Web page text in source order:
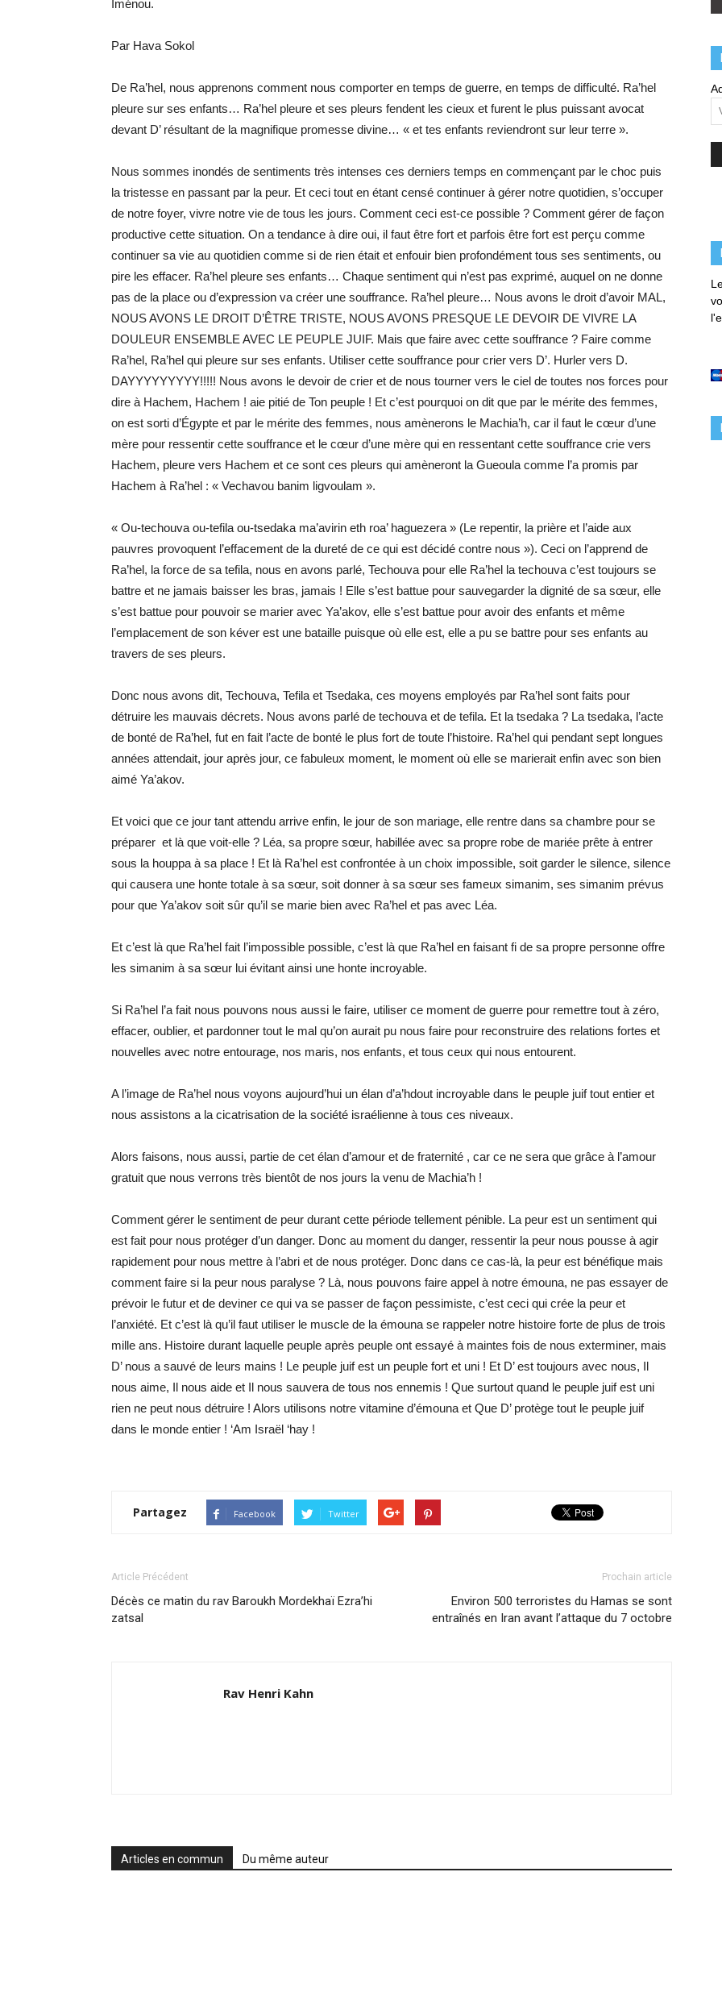
Iménou.
Par Hava Sokol
De Ra’hel, nous apprenons comment nous comporter en temps de guerre, en temps de difficulté. Ra’hel
pleure sur ses enfants… Ra’hel pleure et ses pleurs fendent les cieux et furent le plus puissant avocat
devant D’ résultant de la magnifique promesse divine… « et tes enfants reviendront sur leur terre ».
Nous sommes inondés de sentiments très intenses ces derniers temps en commençant par le choc puis
la tristesse en passant par la peur. Et ceci tout en étant censé continuer à gérer notre quotidien, s’occuper
de notre foyer, vivre notre vie de tous les jours. Comment ceci est-ce possible ? Comment gérer de façon
productive cette situation. On a tendance à dire oui, il faut être fort et parfois être fort est perçu comme
continuer sa vie au quotidien comme si de rien était et enfouir bien profondément tous ses sentiments, ou
pire les effacer. Ra’hel pleure ses enfants… Chaque sentiment qui n’est pas exprimé, auquel on ne donne
pas de la place ou d’expression va créer une souffrance. Ra’hel pleure… Nous avons le droit d’avoir MAL,
NOUS AVONS LE DROIT D’ÊTRE TRISTE, NOUS AVONS PRESQUE LE DEVOIR DE VIVRE LA
DOULEUR ENSEMBLE AVEC LE PEUPLE JUIF. Mais que faire avec cette souffrance ? Faire comme
Ra’hel, Ra’hel qui pleure sur ses enfants. Utiliser cette souffrance pour crier vers D’. Hurler vers D.
DAYYYYYYYYY!!!!! Nous avons le devoir de crier et de nous tourner vers le ciel de toutes nos forces pour
dire à Hachem, Hachem ! aie pitié de Ton peuple ! Et c’est pourquoi on dit que par le mérite des femmes,
on est sorti d’Égypte et par le mérite des femmes, nous amènerons le Machia’h, car il faut le cœur d’une
mère pour ressentir cette souffrance et le cœur d’une mère qui en ressentant cette souffrance crie vers
Hachem, pleure vers Hachem et ce sont ces pleurs qui amèneront la Gueoula comme l’a promis par
Hachem à Ra’hel : « Vechavou banim ligvoulam ».
« Ou-techouva ou-tefila ou-tsedaka ma’avirin eth roa’ haguezera » (Le repentir, la prière et l’aide aux
pauvres provoquent l’effacement de la dureté de ce qui est décidé contre nous »). Ceci on l’apprend de
Ra’hel, la force de sa tefila, nous en avons parlé, Techouva pour elle Ra’hel la techouva c’est toujours se
battre et ne jamais baisser les bras, jamais ! Elle s’est battue pour sauvegarder la dignité de sa sœur, elle
s’est battue pour pouvoir se marier avec Ya’akov, elle s’est battue pour avoir des enfants et même
l’emplacement de son kéver est une bataille puisque où elle est, elle a pu se battre pour ses enfants au
travers de ses pleurs.
Donc nous avons dit, Techouva, Tefila et Tsedaka, ces moyens employés par Ra’hel sont faits pour
détruire les mauvais décrets. Nous avons parlé de techouva et de tefila. Et la tsedaka ? La tsedaka, l’acte
de bonté de Ra’hel, fut en fait l’acte de bonté le plus fort de toute l’histoire. Ra’hel qui pendant sept longues
années attendait, jour après jour, ce fabuleux moment, le moment où elle se marierait enfin avec son bien
aimé Ya’akov.
Et voici que ce jour tant attendu arrive enfin, le jour de son mariage, elle rentre dans sa chambre pour se
préparer et là que voit-elle ? Léa, sa propre sœur, habillée avec sa propre robe de mariée prête à entrer
sous la houppa à sa place ! Et là Ra’hel est confrontée à un choix impossible, soit garder le silence, silence
qui causera une honte totale à sa sœur, soit donner à sa sœur ses fameux simanim, ses simanim prévus
pour que Ya’akov soit sûr qu’il se marie bien avec Ra’hel et pas avec Léa.
Et c’est là que Ra’hel fait l’impossible possible, c’est là que Ra’hel en faisant fi de sa propre personne offre
les simanim à sa sœur lui évitant ainsi une honte incroyable.
Si Ra’hel l’a fait nous pouvons nous aussi le faire, utiliser ce moment de guerre pour remettre tout à zéro,
effacer, oublier, et pardonner tout le mal qu’on aurait pu nous faire pour reconstruire des relations fortes et
nouvelles avec notre entourage, nos maris, nos enfants, et tous ceux qui nous entourent.
A l’image de Ra’hel nous voyons aujourd’hui un élan d’a’hdout incroyable dans le peuple juif tout entier et
nous assistons a la cicatrisation de la société israélienne à tous ces niveaux.
Alors faisons, nous aussi, partie de cet élan d’amour et de fraternité , car ce ne sera que grâce à l’amour
gratuit que nous verrons très bientôt de nos jours la venu de Machia’h !
Comment gérer le sentiment de peur durant cette période tellement pénible. La peur est un sentiment qui
est fait pour nous protéger d’un danger. Donc au moment du danger, ressentir la peur nous pousse à agir
rapidement pour nous mettre à l’abri et de nous protéger. Donc dans ce cas-là, la peur est bénéfique mais
comment faire si la peur nous paralyse ? Là, nous pouvons faire appel à notre émouna, ne pas essayer de
prévoir le futur et de deviner ce qui va se passer de façon pessimiste, c’est ceci qui crée la peur et
l’anxiété. Et c’est là qu’il faut utiliser le muscle de la émouna se rappeler notre histoire forte de plus de trois
mille ans. Histoire durant laquelle peuple après peuple ont essayé à maintes fois de nous exterminer, mais
D’ nous a sauvé de leurs mains ! Le peuple juif est un peuple fort et uni ! Et D’ est toujours avec nous, Il
nous aime, Il nous aide et Il nous sauvera de tous nos ennemis ! Que surtout quand le peuple juif est uni
rien ne peut nous détruire ! Alors utilisons notre vitamine d’émouna et Que D’ protège tout le peuple juif
dans le monde entier ! ‘Am Israël ‘hay !
Partagez Facebook Twitter
Article Précédent
Décès ce matin du rav Baroukh Mordekhaï Ezra’hi
zatsal
Prochain article
Environ 500 terroristes du Hamas se sont
entraînés en Iran avant l’attaque du 7 octobre
Rav Henri Kahn
Articles en commun Du même auteur